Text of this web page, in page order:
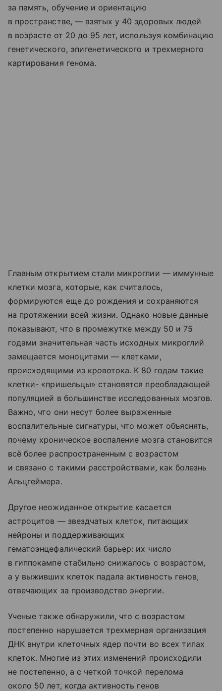
за память, обучение и ориентацию
в пространстве, — взятых у 40 здоровых людей
в возрасте от 20 до 95 лет, используя комбинацию
генетического, эпигенетического и трехмерного
картирования генома.
Главным открытием стали микроглии — иммунные
клетки мозга, которые, как считалось,
формируются еще до рождения и сохраняются
на протяжении всей жизни. Однако новые данные
показывают, что в промежутке между 50 и 75
годами значительная часть исходных микроглий
замещается моноцитами — клетками,
происходящими из кровотока. К 80 годам такие
клетки- «пришельцы» становятся преобладающей
популяцией в большинстве исследованных мозгов.
Важно, что они несут более выраженные
воспалительные сигнатуры, что может объяснять,
почему хроническое воспаление мозга становится
всё более распространенным с возрастом
и связано с такими расстройствами, как болезнь
Альцгеймера.
Другое неожиданное открытие касается
астроцитов — звездчатых клеток, питающих
нейроны и поддерживающих
гематоэнцефалический барьер: их число
в гиппокампе стабильно снижалось с возрастом,
а у выживших клеток падала активность генов,
отвечающих за производство энергии.
Ученые также обнаружили, что с возрастом
постепенно нарушается трехмерная организация
ДНК внутри клеточных ядер почти во всех типах
клеток. Многие из этих изменений происходили
не постепенно, а с четкой точкой перелома
около 50 лет, когда активность генов